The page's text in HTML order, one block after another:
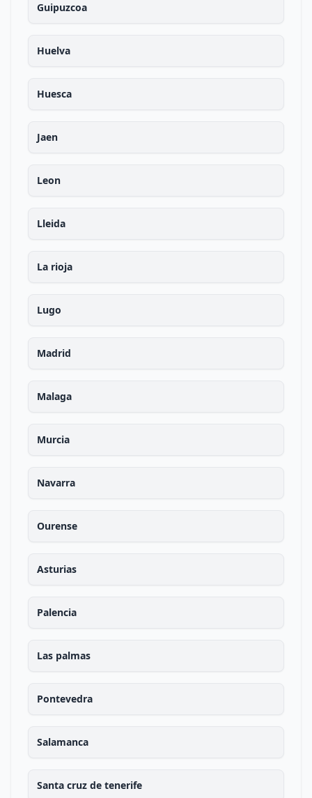
Guipuzcoa
Huelva
Huesca
Jaen
Leon
Lleida
La rioja
Lugo
Madrid
Malaga
Murcia
Navarra
Ourense
Asturias
Palencia
Las palmas
Pontevedra
Salamanca
Santa cruz de tenerife